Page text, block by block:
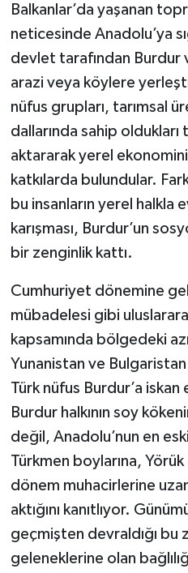
Balkanlar’da yaşanan
neticesinde Anadolu’ya
devlet tarafından Burdur
arazi veya köylere
nüfus grupları, tarımsal
dallarında sahip
aktararak yerel
katkılarda bulundular.
bu insanların yerel halkla
karışması, Burdur’un
bir zenginlik kattı.
Cumhuriyet dönemine
mübadelesi gibi
kapsamında bölgedeki
Yunanistan ve
Türk nüfus Burdur’a
Burdur halkının soy
değil, Anadolu’nun en
Türkmen boylarına,
dönem muhacirlerine
aktığını kanıtlıyor.
geçmişten devraldığı bu
geleneklerine olan